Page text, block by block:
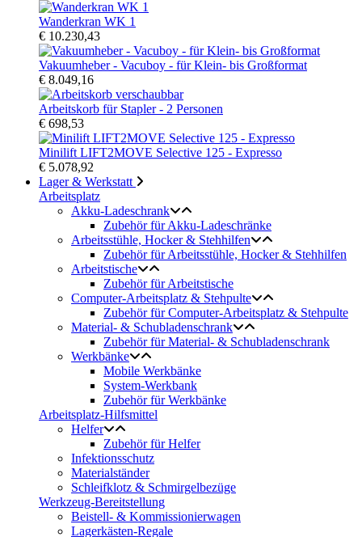
Wanderkran WK 1
€ 10.230,43
Vakuumheber - Vacuboy - für Klein- bis Großformat
€ 8.049,16
Arbeitskorb für Stapler - 2 Personen
€ 698,53
Minilift LIFT2MOVE Selective 125 - Expresso
€ 5.078,92
Lager & Werkstatt
Arbeitsplatz
Akku-Ladeschrank
Zubehör für Akku-Ladeschränke
Arbeitsstühle, Hocker & Stehhilfen
Zubehör für Arbeitsstühle, Hocker & Stehhilfen
Arbeitstische
Zubehör für Arbeitstische
Computer-Arbeitsplatz & Stehpulte
Zubehör für Computer-Arbeitsplatz & Stehpulte
Material- & Schubladenschrank
Zubehör für Material- & Schubladenschrank
Werkbänke
Mobile Werkbänke
System-Werkbank
Zubehör für Werkbänke
Arbeitsplatz-Hilfsmittel
Helfer
Zubehör für Helfer
Infektionsschutz
Materialständer
Schleifklotz & Schmirgelbezüge
Werkzeug-Bereitstellung
Beistell- & Kommissionierwagen
Lagerkästen-Regale